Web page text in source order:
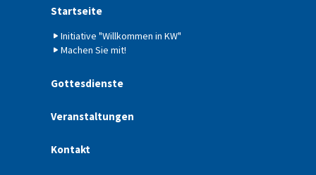
Startseite
Initiative "Willkommen in KW"
Machen Sie mit!
Gottesdienste
Veranstaltungen
Kontakt